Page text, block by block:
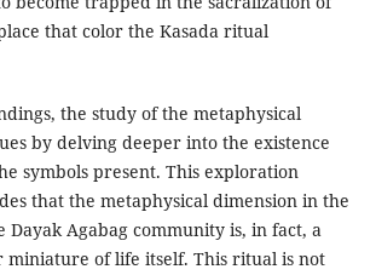
that color the Kasada ritual
the study of the metaphysical
by delving deeper into the existence
symbols present. This exploration
that the metaphysical dimension in the
Agabag community is, in fact, a
miniature of life itself. This ritual is not